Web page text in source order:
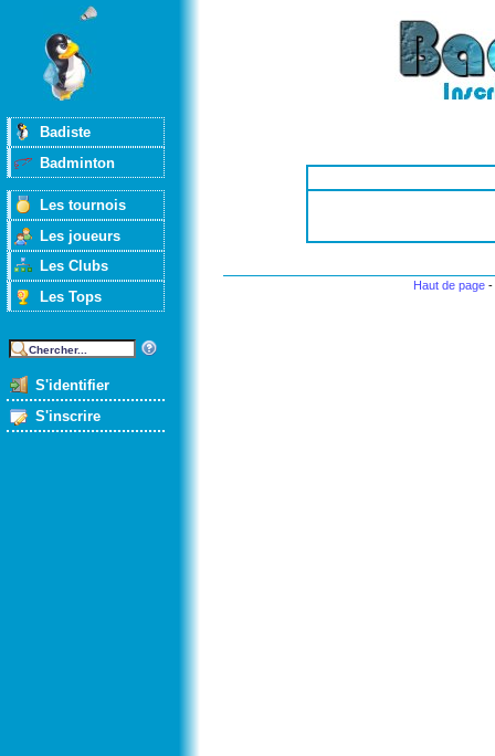
Badiste
Badminton
Les tournois
Les joueurs
Les Clubs
Les Tops
S'identifier
S'inscrire
Haut de page